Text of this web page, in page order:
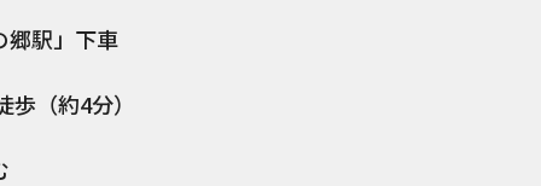
郷駅」下車
約4分）